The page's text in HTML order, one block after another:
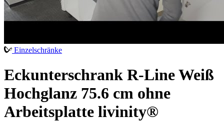
Einzelschränke
Eckunterschrank R-Line Weiß
Hochglanz 75.6 cm ohne
Arbeitsplatte livinity®